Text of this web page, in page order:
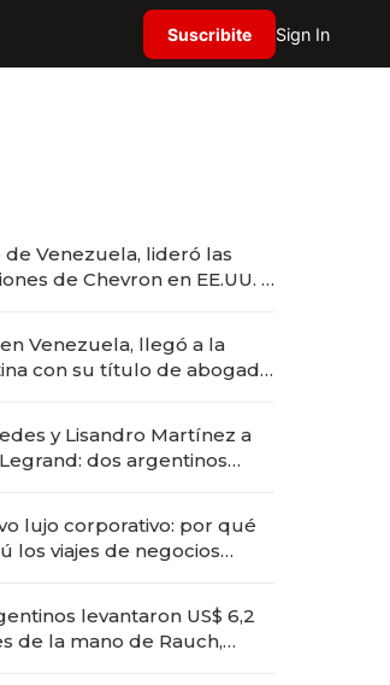
Suscribite Sign In
de Venezuela, lideró las
de Chevron en EE.UU. y
Venezuela, llegó a la
con su título de abogado
"fast premium"
y Lisandro Martínez a
dos argentinos
lujo corporativo: por qué
los viajes de negocios
levantaron US$ 6,2
de la mano de Rauch,